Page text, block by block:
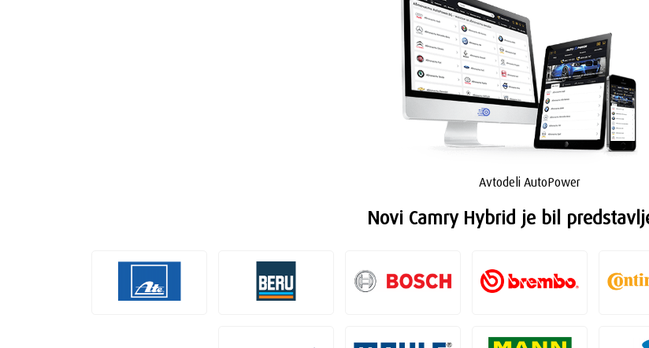
Avtodeli AutoPower
Novi Camry Hybrid je bil